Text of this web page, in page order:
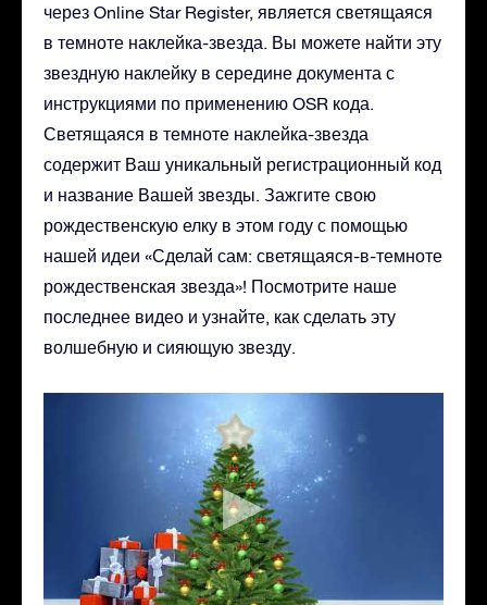
через Online Star Register, является светящаяся
в темноте наклейка-звезда. Вы можете найти эту
звездную наклейку в середине документа с
инструкциями по применению OSR кода.
Светящаяся в темноте наклейка-звезда
содержит Ваш уникальный регистрационный код
и название Вашей звезды. Зажгите свою
рождественскую елку в этом году с помощью
нашей идеи «Сделай сам: светящаяся-в-темноте
рождественская звезда»! Посмотрите наше
последнее видео и узнайте, как сделать эту
волшебную и сияющую звезду.